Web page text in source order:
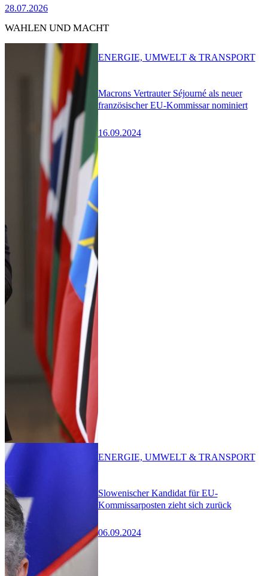
28.07.2026
WAHLEN UND MACHT
Macrons Vertrauter Séjourné als neuer
französischer EU-Kommissar nominiert
16.09.2024
ENERGIE, UMWELT & TRANSPORT
Slowenischer Kandidat für EU-
Kommissarposten zieht sich zurück
06.09.2024
ENERGIE, UMWELT & TRANSPORT